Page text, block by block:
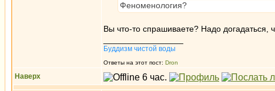
Феноменология?
Вы что-то спрашиваете? Надо догадаться,
Буддизм чистой воды
Ответы на этот пост: Dron
Наверх